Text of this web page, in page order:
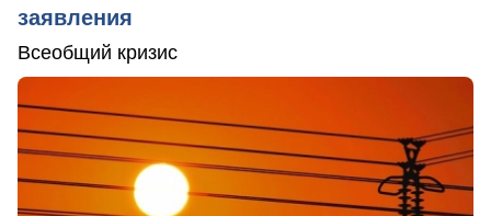
заявления
Всеобщий кризис